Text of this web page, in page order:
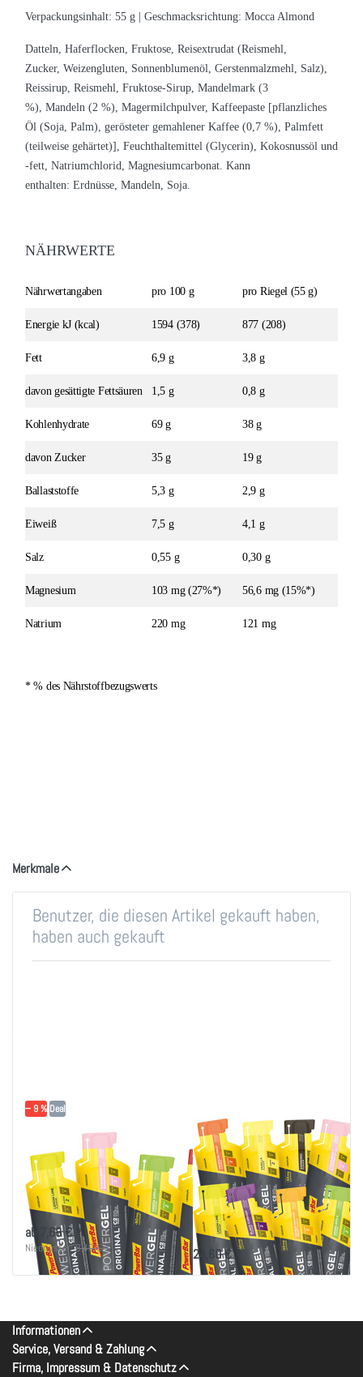
Verpackungsinhalt: 55 g | Geschmacksrichtung: Mocca Almond
Datteln, Haferflocken, Fruktose, Reisextrudat (Reismehl,
Zucker, Weizengluten, Sonnenblumenöl, Gerstenmalzmehl, Salz),
Reissirup, Reismehl, Fruktose-Sirup, Mandelmark (3
%), Mandeln (2 %), Magermilchpulver, Kaffeepaste [pflanzliches
Öl (Soja, Palm), gerösteter gemahlener Kaffee (0,7 %), Palmfett
(teilweise gehärtet)], Feuchthaltemittel (Glycerin), Kokosnussöl und
-fett, Natriumchlorid, Magnesiumcarbonat. Kann
enthalten: Erdnüsse, Mandeln, Soja.
NÄHRWERTE
Nährwertangaben pro 100 g pro Riegel (55 g)
Energie kJ (kcal) 1594 (378) 877 (208)
Fett 6,9 g 3,8 g
davon gesättigte Fettsäuren 1,5 g 0,8 g
Kohlenhydrate 69 g 38 g
davon Zucker 35 g 19 g
Ballaststoffe 5,3 g 2,9 g
Eiweiß 7,5 g 4,1 g
Salz 0,55 g 0,30 g
Magnesium 103 mg (27%*) 56,6 mg (15%*)
Natrium 220 mg 121 mg
* % des Nährstoffbezugswerts
Merkmale
Benutzer, die diesen Artikel gekauft haben,
haben auch gekauft
− 9 % Deal
PowerBar Powergel
3+1 Multipack
(Original & Fruit) - 4
Gel Multiflavour
ab 7,68 € *
Niedrigster:8,40 € *
12x PowerBar
Powergel - MIX
(Original & Fruit) -
selbst
zusammenstellen
24,60 € *
Informationen
Service, Versand & Zahlung
Firma, Impressum & Datenschutz